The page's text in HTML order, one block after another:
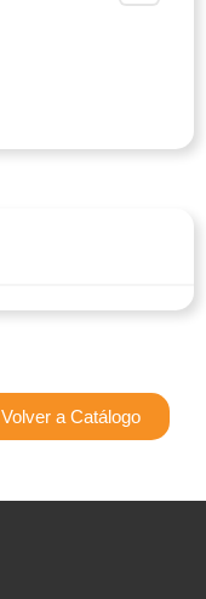
Volver a Catálogo